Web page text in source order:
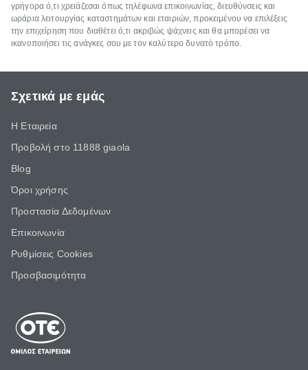
γρήγορα ό,τι χρειάζεσαι όπως τηλέφωνα επικοινωνίας, διευθύνσεις και
ωράρια λειτουργίας καταστημάτων και εταιριών, προκειμένου να επιλέξεις
την επιχείρηση που διαθέτει ό,τι ακριβώς ψάχνεις και θα μπορέσει να
ικανοποιήσει τις ανάγκες σου με τον καλύτερο δυνατό τρόπο.
Σχετικά με εμάς
Η Εταιρεία
Προβολή στο 11888 giaola
Blog
Όροι χρήσης
Προστασία Δεδομένων
Επικοινωνία
Ρυθμίσεις Cookies
Προσβασιμότητα